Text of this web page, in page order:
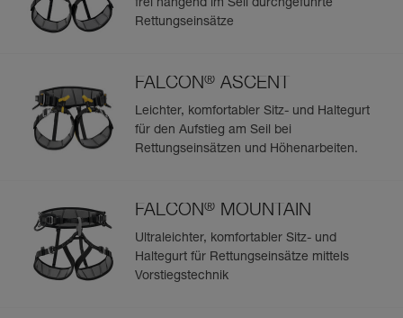
frei hängend im Seil durchgeführte
Rettungseinsätze
FALCON® ASCENT
Leichter, komfortabler Sitz- und Haltegurt
für den Aufstieg am Seil bei
Rettungseinsätzen und Höhenarbeiten.
FALCON® MOUNTAIN
Ultraleichter, komfortabler Sitz- und
Haltegurt für Rettungseinsätze mittels
Vorstiegstechnik